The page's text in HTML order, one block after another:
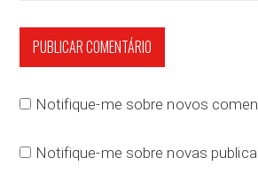
Notifique-me sobre novos
Notifique-me sobre novas